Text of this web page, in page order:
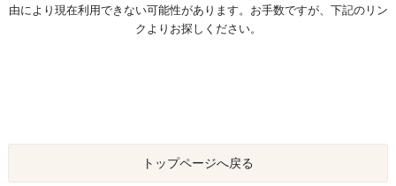
由により現在利用できない可能性があります。お手数ですが、下記のリン
クよりお探しください。
トップページへ戻る